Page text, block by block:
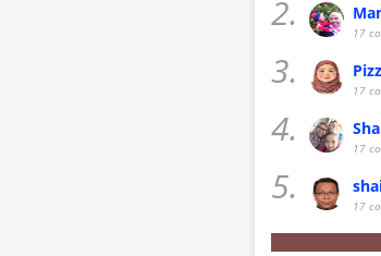
2. 17
3. 17
4. 17
5. 17